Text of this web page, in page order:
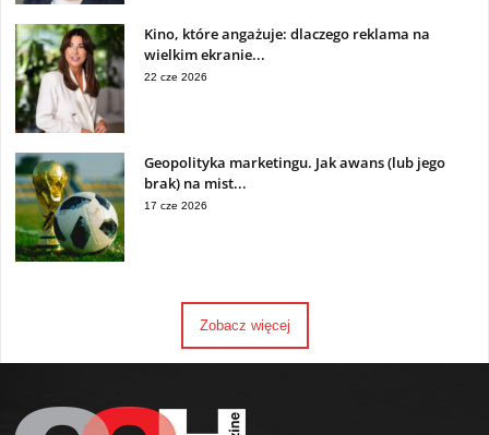
Kino, które angażuje: dlaczego reklama na
wielkim ekranie...
22 cze 2026
Geopolityka marketingu. Jak awans (lub jego
brak) na mist...
17 cze 2026
Zobacz więcej